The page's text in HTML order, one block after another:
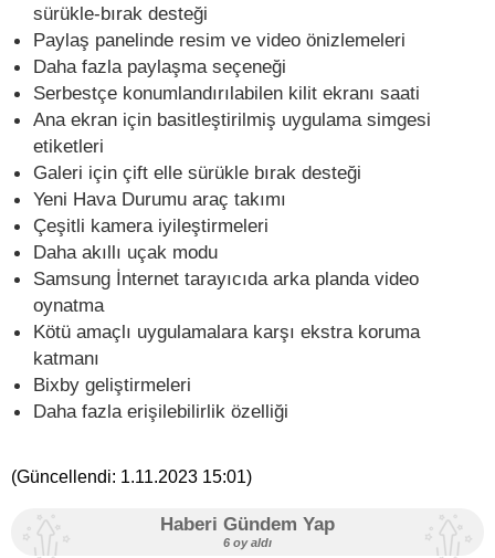
sürükle-bırak desteği
Paylaş panelinde resim ve video önizlemeleri
Daha fazla paylaşma seçeneği
Serbestçe konumlandırılabilen kilit ekranı saati
Ana ekran için basitleştirilmiş uygulama simgesi
etiketleri
Galeri için çift elle sürükle bırak desteği
Yeni Hava Durumu araç takımı
Çeşitli kamera iyileştirmeleri
Daha akıllı uçak modu
Samsung İnternet tarayıcıda arka planda video
oynatma
Kötü amaçlı uygulamalara karşı ekstra koruma
katmanı
Bixby geliştirmeleri
Daha fazla erişilebilirlik özelliği
(Güncellendi: 1.11.2023 15:01)
Haberi Gündem Yap
6 oy aldı